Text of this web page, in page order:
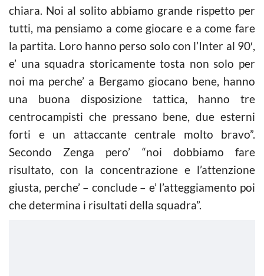
chiara. Noi al solito abbiamo grande rispetto per
tutti, ma pensiamo a come giocare e a come fare
la partita. Loro hanno perso solo con l’Inter al 90′,
e’ una squadra storicamente tosta non solo per
noi ma perche’ a Bergamo giocano bene, hanno
una buona disposizione tattica, hanno tre
centrocampisti che pressano bene, due esterni
forti e un attaccante centrale molto bravo”.
Secondo Zenga pero’ “noi dobbiamo fare
risultato, con la concentrazione e l’attenzione
giusta, perche’ – conclude – e’ l’atteggiamento poi
che determina i risultati della squadra”.